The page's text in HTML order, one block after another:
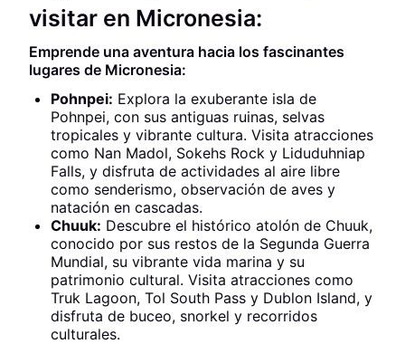
visitar en Micronesia:
Emprende una aventura hacia los fascinantes
lugares de Micronesia:
Pohnpei: Explora la exuberante isla de
Pohnpei, con sus antiguas ruinas, selvas
tropicales y vibrante cultura. Visita atracciones
como Nan Madol, Sokehs Rock y Liduduhniap
Falls, y disfruta de actividades al aire libre
como senderismo, observación de aves y
natación en cascadas.
Chuuk: Descubre el histórico atolón de Chuuk,
conocido por sus restos de la Segunda Guerra
Mundial, su vibrante vida marina y su
patrimonio cultural. Visita atracciones como
Truk Lagoon, Tol South Pass y Dublon Island, y
disfruta de buceo, snorkel y recorridos
culturales.